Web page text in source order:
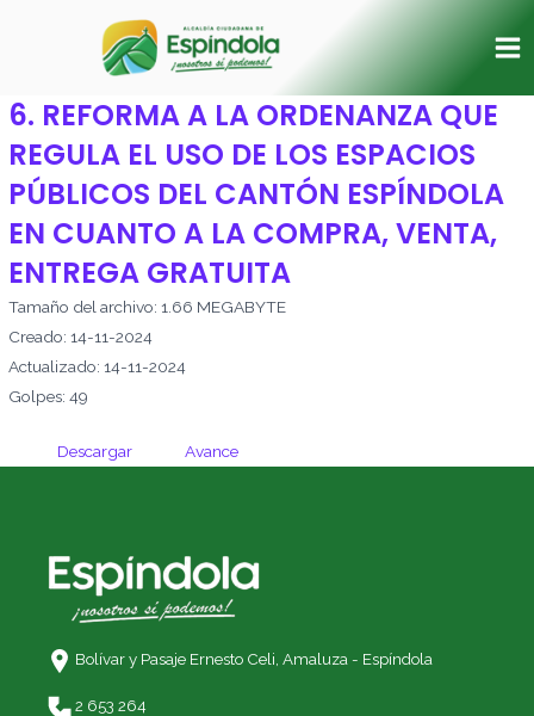
6. REFORMA A LA ORDENANZA QUE
REGULA EL USO DE LOS ESPACIOS
PÚBLICOS DEL CANTÓN ESPÍNDOLA
EN CUANTO A LA COMPRA, VENTA,
ENTREGA GRATUITA
Tamaño del archivo: 1.66 MEGABYTE
Creado: 14-11-2024
Actualizado: 14-11-2024
Golpes: 49
Descargar Avance
Bolívar y Pasaje Ernesto Celi, Amaluza - Espíndola
2 653 264